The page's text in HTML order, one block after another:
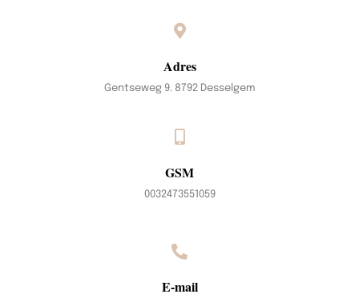
Adres
Gentseweg 9. 8792 Desselgem
GSM
0032473551059
E-mail